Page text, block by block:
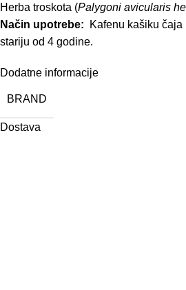
Herba troskota (Palygoni avicularis
Način upotrebe:
Kafenu kašiku
stariju od 4 godine.
Dodatne informacije
BRAND
Dostava